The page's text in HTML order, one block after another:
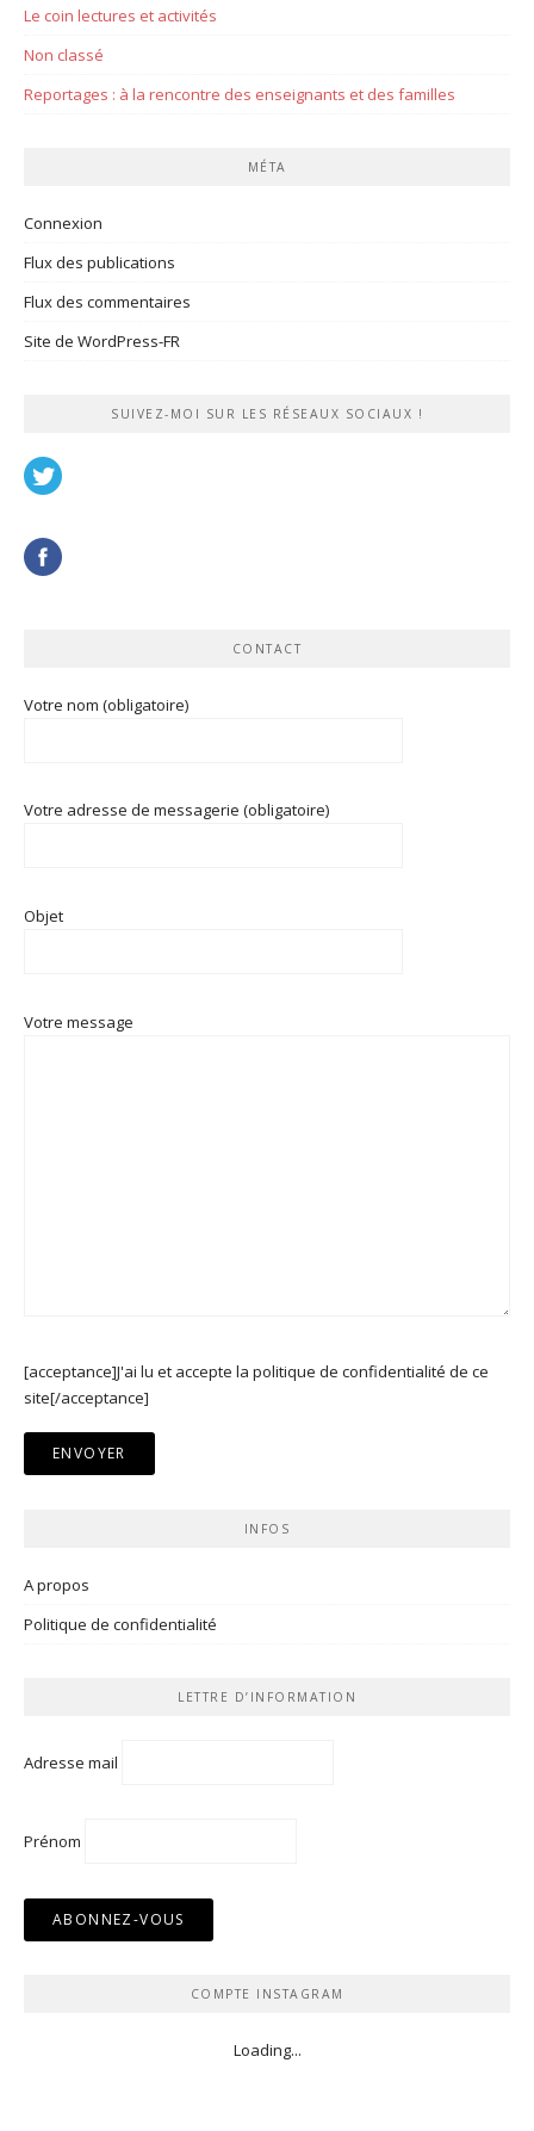
Le coin lectures et activités
Non classé
Reportages : à la rencontre des enseignants et des familles
MÉTA
Connexion
Flux des publications
Flux des commentaires
Site de WordPress-FR
SUIVEZ-MOI SUR LES RÉSEAUX SOCIAUX !
CONTACT
Votre nom (obligatoire)
Votre adresse de messagerie (obligatoire)
Objet
Votre message
[acceptance]J'ai lu et accepte la politique de confidentialité de ce
site[/acceptance]
INFOS
A propos
Politique de confidentialité
LETTRE D’INFORMATION
Adresse mail
Prénom
COMPTE INSTAGRAM
Loading...